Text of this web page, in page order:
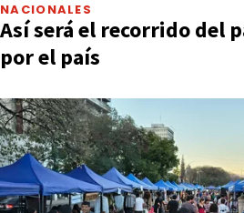
NACIONALES
Así será el recorrido del
por el país